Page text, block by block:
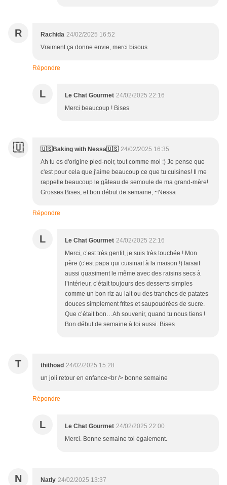
R Rachida 24/02/2025 16:52
Vraiment ça donne envie, merci bisous
Répondre
L Le Chat Gourmet 24/02/2025 22:16
Merci beaucoup ! Bises
🇺 🇺🇸Baking with Nessa🇺🇸 24/02/2025 16:35
Ah tu es d'origine pied-noir, tout comme moi :) Je pense que
c'est pour cela que j'aime beaucoup ce que tu cuisines! Il me
rappelle beaucoup le gâteau de semoule de ma grand-mère!
Grosses Bises, et bon début de semaine, ~Nessa
Répondre
L Le Chat Gourmet 24/02/2025 22:16
Merci, c’est très gentil, je suis très touchée ! Mon
père (c’est papa qui cuisinait à la maison !) faisait
aussi quasiment le même avec des raisins secs à
l’intérieur, c’était toujours des desserts simples
comme un bon riz au lait ou des tranches de patates
douces simplement frites et saupoudrées de sucre.
Que c’était bon…Ah souvenir, quand tu nous tiens !
Bon début de semaine à toi aussi. Bises
T thithoad 24/02/2025 15:28
un joli retour en enfance<br /> bonne semaine
Répondre
L Le Chat Gourmet 24/02/2025 22:00
Merci. Bonne semaine toi également.
N Natly 24/02/2025 13:37